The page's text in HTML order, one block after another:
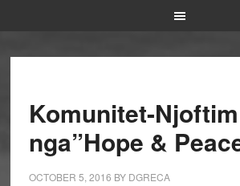
Komunitet-Njoftim
nga”Hope &
OCTOBER 5, 2016 BY DGRECA